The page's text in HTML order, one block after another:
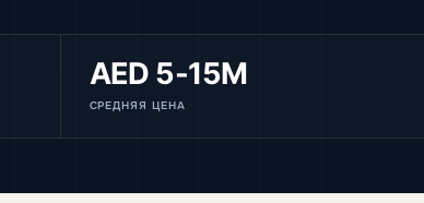
AED 5-15M
СРЕДНЯЯ ЦЕНА